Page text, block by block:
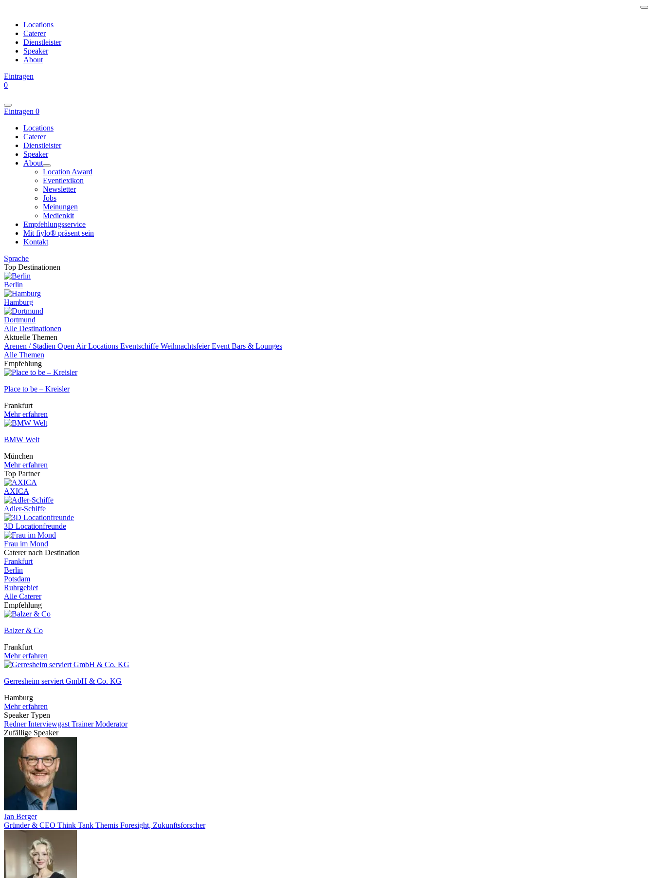
Locations
Caterer
Dienstleister
Speaker
About
Eintragen
0
Eintragen 0
Locations
Caterer
Dienstleister
Speaker
About
Location Award
Eventlexikon
Newsletter
Jobs
Meinungen
Medienkit
Empfehlungsservice
Mit fiylo® präsent sein
Kontakt
Sprache
Top Destinationen
Berlin
Hamburg
Dortmund
Alle Destinationen
Aktuelle Themen
Arenen / Stadien Open Air Locations Eventschiffe WeihnachtsfeierEvent Bars & Lounges
Alle Themen
Empfehlung
Place to be – Kreisler
Frankfurt
Mehr erfahren
BMW Welt
München
Mehr erfahren
Top Partner
AXICA
Adler-Schiffe
3D Locationfreunde
Frau im Mond
Caterer nach Destination
Frankfurt
Berlin
Potsdam
Ruhrgebiet
Alle Caterer
Empfehlung
Balzer & Co
Frankfurt
Mehr erfahren
Gerresheim serviert GmbH & Co. KG
Hamburg
Mehr erfahren
Speaker Typen
RednerInterviewgast TrainerModerator
Zufällige Speaker
Jan Berger
Gründer & CEO Think Tank Themis Foresight, Zukunftsforscher